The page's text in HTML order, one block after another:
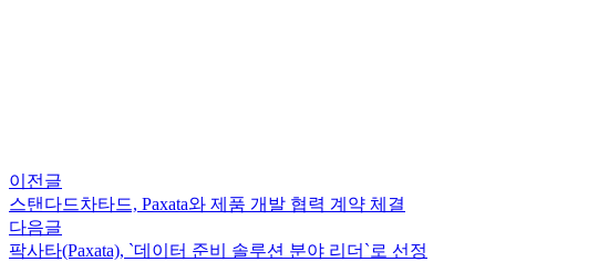
이전글
스탠다드차타드, Paxata와 제품 개발 협력 계약 체결
다음글
팍사타(Paxata), `데이터 준비 솔루션 분야 리더`로 선정